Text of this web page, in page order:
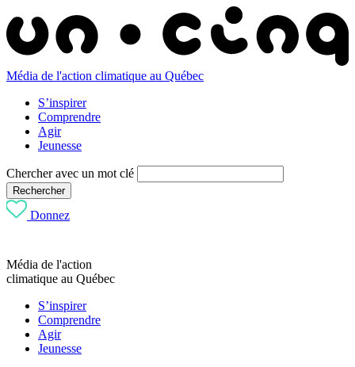
Média de l'action climatique au Québec
S’inspirer
Comprendre
Agir
Jeunesse
Chercher avec un mot clé
Rechercher
Donnez
Média de l'action
climatique au Québec
S’inspirer
Comprendre
Agir
Jeunesse